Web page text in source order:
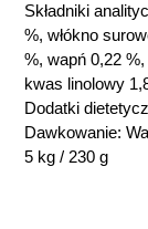
Składniki
%, włókno
%, wapń 0,22
kwas linolowy
Dodatki
Dawkowanie:
5 kg / 230 g